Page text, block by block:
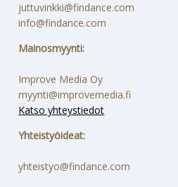
juttuvinkki@findance.com
info@findance.com
Mainosmyynti:
Improve Media Oy
myynti@improvemedia.fi
Katso yhteystiedot
Yhteistyöideat:
yhteistyo@findance.com